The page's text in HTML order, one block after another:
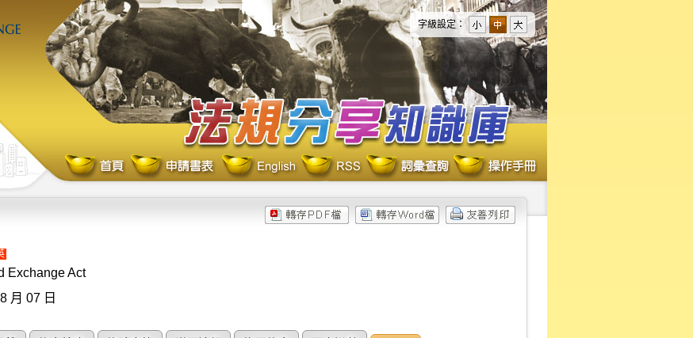
字級設定：
Exchange Act
月 07 日